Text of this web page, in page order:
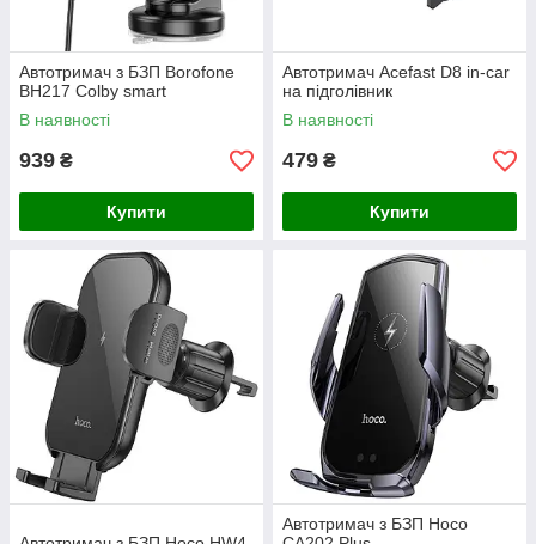
Автотримач з БЗП Borofone
BH217 Colby smart
В наявності
939 ₴
Купити
Автотримач Acefast D8 in-car
на підголівник
В наявності
479 ₴
Купити
Автотримач з БЗП Hoco